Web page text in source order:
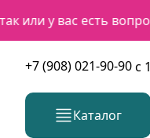
у вас есть
+7 (908) 021-90-90c
Каталог